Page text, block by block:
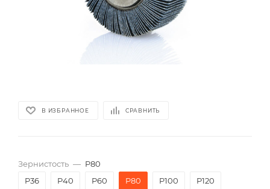
В ИЗБРАННОЕ СРАВНИТЬ
Зернистость — P80
P36
P40 P60 P80 P100 P120